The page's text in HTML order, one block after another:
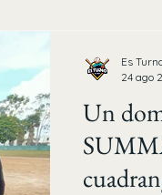
Un
Es
24 ago